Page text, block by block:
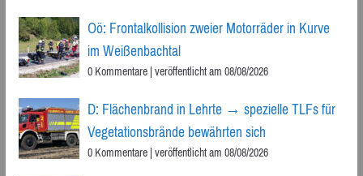
Oö: Frontalkollision zweier Motorräder in Kurve
im Weißenbachtal
0 Kommentare|veröffentlicht am 08/08/2026
D: Flächenbrand in Lehrte → spezielle TLFs für
Vegetationsbrände bewährten sich
0 Kommentare|veröffentlicht am 08/08/2026